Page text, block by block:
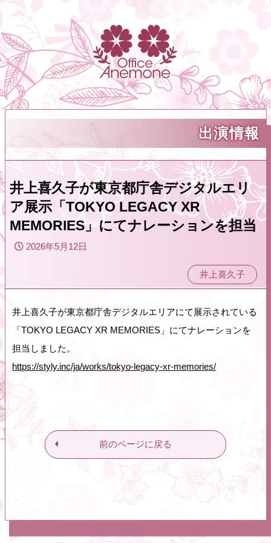
出演情報
井上喜久子が東京都庁舎デジタルエリ
ア展示「TOKYO LEGACY XR
MEMORIES」にてナレーションを担当
2026年5月12日
井上喜久子
井上喜久子が東京都庁舎デジタルエリアにて展示されている
「TOKYO LEGACY XR MEMORIES」にてナレーションを
担当しました。
https://styly.inc/ja/works/tokyo-legacy-xr-memories/
前のページに戻る